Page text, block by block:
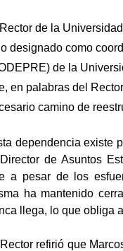
de la
designado como
de la
en palabras del
camino de
dependencia existe
de Asuntos
a pesar de los
ha mantenido
llega, lo que obliga
refirió que